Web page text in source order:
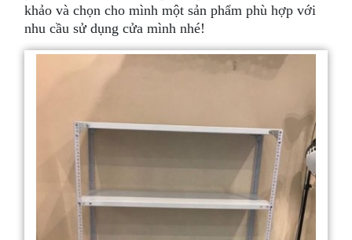
khảo và chọn cho mình một sản phẩm phù hợp với
nhu cầu sử dụng cửa mình nhé!